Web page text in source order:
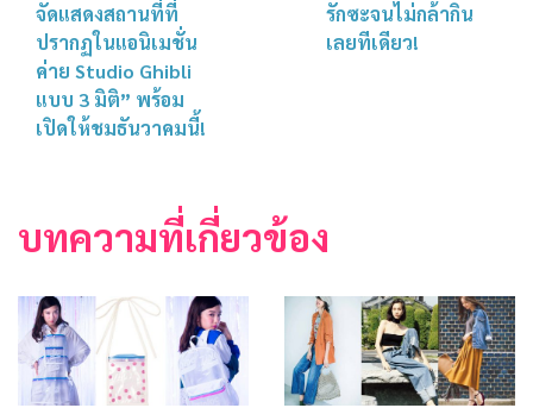
จัดแสดงสถานที่ที่
ปรากฏในแอนิเมชั่น
ค่าย Studio Ghibli
แบบ 3 มิติ” พร้อม
เปิดให้ชมธันวาคมนี้!
รักซะจนไม่กล้ากิน
เลยทีเดียว!
บทความที่เกี่ยวข้อง